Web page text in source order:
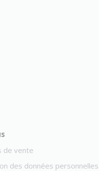
de vente
des données personnelles